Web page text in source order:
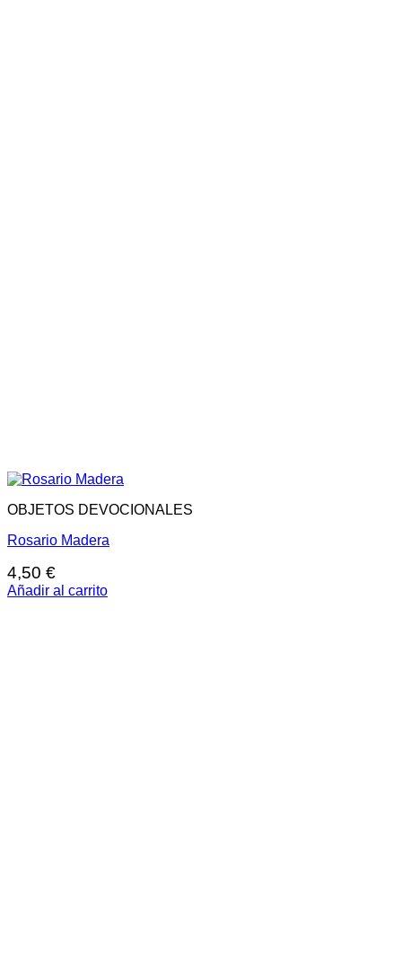
OBJETOS DEVOCIONALES
Rosario Madera
4,50 €
Añadir al carrito